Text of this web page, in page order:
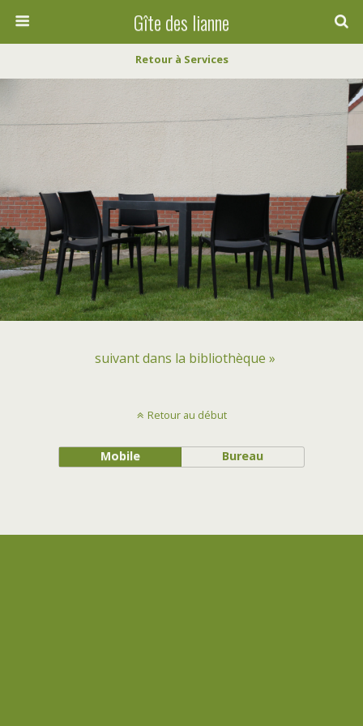
Gîte des lianne
Retour à Services
suivant dans la bibliothèque »
Retour au début
Mobile Bureau